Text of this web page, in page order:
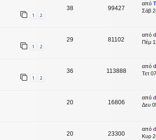
1 2
38 99427
από
Σάβ
1 2
29 81102
από
Πέμ
1 2
36 113888
από
Τετ
20 16806
από
Δευ
20 23300
από
Κυρ